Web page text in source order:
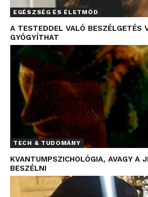
EGÉSZSÉG ÉS ÉLETMÓD
A TESTEDDEL VALÓ BESZÉLGETÉS
GYÓGYÍTHAT
TECH & TUDOMÁNY
KVANTUMPSZICHOLÓGIA, AVAGY A
BESZÉLNI